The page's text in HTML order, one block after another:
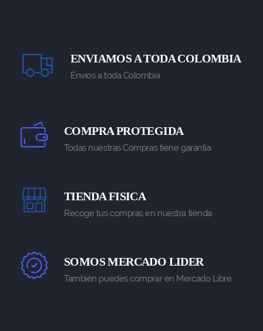
ENVIAMOS A TODA COLOMBIA
Envios a toda Colombia .
COMPRA PROTEGIDA
Todas nuestras Compras tiene garantia
TIENDA FISICA
Recoge tus compras en nuestra tienda
SOMOS MERCADO LIDER
También puedes comprar en Mercado Libre